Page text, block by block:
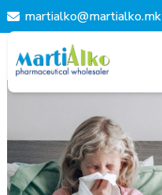
martialko@martialko.mk